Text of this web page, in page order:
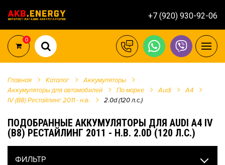
+7 (920) 930-92-06
0
Главная Каталог
Аккумуляторы
Аккумуляторы для автомобилей
По марке Audi
A4
IV (B8) Рестайлинг 2011 - н.в.
2.0d (120 л.с.)
ПОДОБРАННЫЕ АККУМУЛЯТОРЫ ДЛЯ AUDI A4 IV
(B8) РЕСТАЙЛИНГ 2011 - Н.В. 2.0D (120 Л.С.)
ФИЛЬТР